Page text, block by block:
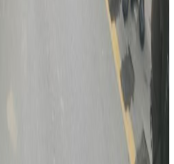
पिकमा हिमपहिरो: बेपत्तामध्ये २
नेपालीको मृत्यु, मध्यपूर्व
नेपालीको संख्या दुई